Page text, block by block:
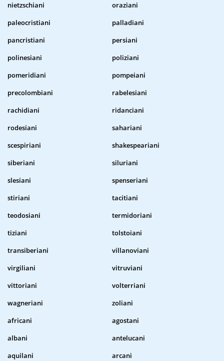
nietzschiani
oraziani
paleocristiani
palladiani
pancristiani
persiani
polinesiani
poliziani
pomeridiani
pompeiani
precolombiani
rabelesiani
rachidiani
ridanciani
rodesiani
sahariani
scespiriani
shakespeariani
siberiani
siluriani
slesiani
spenseriani
stiriani
tacitiani
teodosiani
termidoriani
tiziani
tolstoiani
transiberiani
villanoviani
virgiliani
vitruviani
vittoriani
volterriani
wagneriani
zoliani
africani
agostani
albani
antelucani
aquilani
arcani